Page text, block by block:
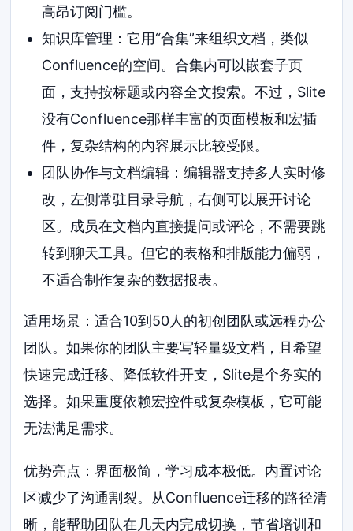
高昂订阅门槛。
知识库管理：它用“合集”来组织文档，类似
Confluence的空间。合集内可以嵌套子页
面，支持按标题或内容全文搜索。不过，Slite
没有Confluence那样丰富的页面模板和宏插
件，复杂结构的内容展示比较受限。
团队协作与文档编辑：编辑器支持多人实时修
改，左侧常驻目录导航，右侧可以展开讨论
区。成员在文档内直接提问或评论，不需要跳
转到聊天工具。但它的表格和排版能力偏弱，
不适合制作复杂的数据报表。
适用场景：适合10到50人的初创团队或远程办公
团队。如果你的团队主要写轻量级文档，且希望
快速完成迁移、降低软件开支，Slite是个务实的
选择。如果重度依赖宏控件或复杂模板，它可能
无法满足需求。
优势亮点：界面极简，学习成本极低。内置讨论
区减少了沟通割裂。从Confluence迁移的路径清
晰，能帮助团队在几天内完成切换，节省培训和